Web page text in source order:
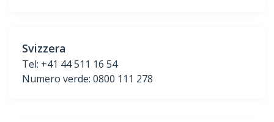
Svizzera
Tel: +41 44 511 16 54
Numero verde: 0800 111 278